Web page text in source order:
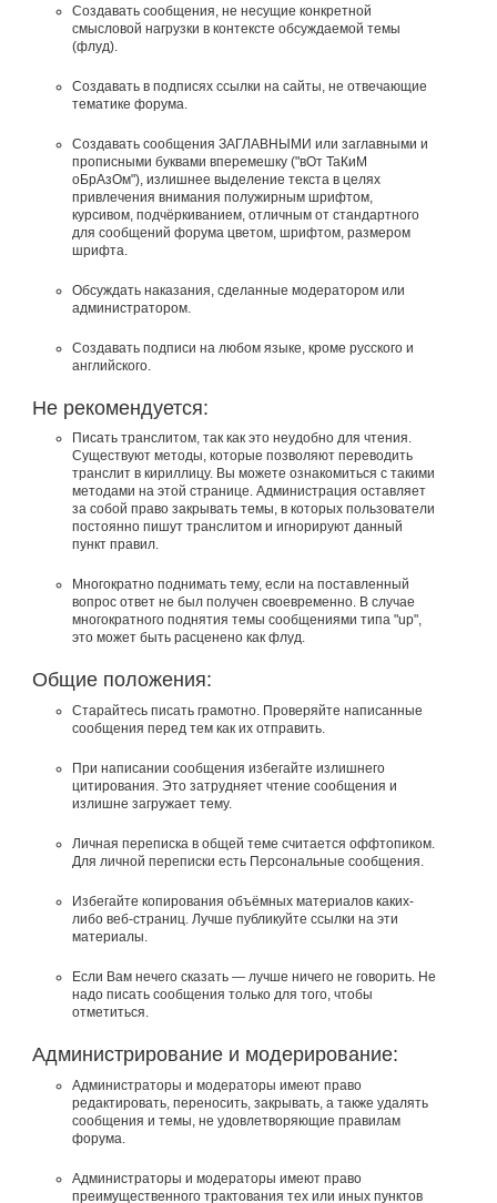
Создавать сообщения, не несущие конкретной
смысловой нагрузки в контексте обсуждаемой темы
(флуд).
Создавать в подписях ссылки на сайты, не отвечающие
тематике форума.
Cоздавать сообщения ЗАГЛАВНЫМИ или заглавными и
прописными буквами вперемешку ("вОт ТаКиМ
оБрАзОм"), излишнее выделение текста в целях
привлечения внимания полужирным шрифтом,
курсивом, подчёркиванием, отличным от стандартного
для сообщений форума цветом, шрифтом, размером
шрифта.
Обсуждать наказания, сделанные модератором или
администратором.
Создавать подписи на любом языке, кроме русского и
английского.
Не рекомендуется:
Писать транслитом, так как это неудобно для чтения.
Существуют методы, которые позволяют переводить
транслит в кириллицу. Вы можете ознакомиться с такими
методами на этой странице. Администрация оставляет
за собой право закрывать темы, в которых пользователи
постоянно пишут транслитом и игнорируют данный
пункт правил.
Многократно поднимать тему, если на поставленный
вопрос ответ не был получен своевременно. В случае
многократного поднятия темы сообщениями типа "up",
это может быть расценено как флуд.
Общие положения:
Старайтесь писать грамотно. Проверяйте написанные
сообщения перед тем как их отправить.
При написании сообщения избегайте излишнего
цитирования. Это затрудняет чтение сообщения и
излишне загружает тему.
Личная переписка в общей теме считается оффтопиком.
Для личной переписки есть Персональные сообщения.
Избегайте копирования объёмных материалов каких-
либо веб-страниц. Лучше публикуйте ссылки на эти
материалы.
Если Вам нечего сказать — лучше ничего не говорить. Не
надо писать сообщения только для того, чтобы
отметиться.
Администрирование и модерирование:
Администраторы и модераторы имеют право
редактировать, переносить, закрывать, а также удалять
сообщения и темы, не удовлетворяющие правилам
форума.
Администраторы и модераторы имеют право
преимущественного трактования тех или иных пунктов